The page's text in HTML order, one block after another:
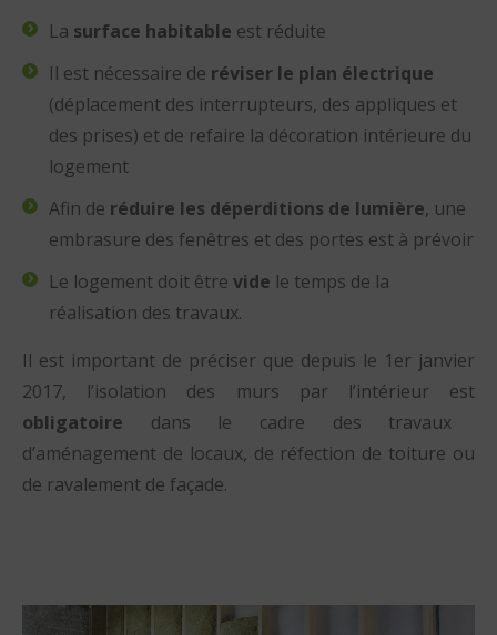
La surface habitable est réduite
Il est nécessaire de réviser le plan électrique
(déplacement des interrupteurs, des appliques et
des prises) et de refaire la décoration intérieure du
logement
Afin de réduire les déperditions de lumière, une
embrasure des fenêtres et des portes est à prévoir
Le logement doit être vide le temps de la
réalisation des travaux.
Il est important de préciser que depuis le 1er janvier
2017, l’isolation des murs par l’intérieur est
obligatoire dans le cadre des travaux
d’aménagement de locaux, de réfection de toiture ou
de ravalement de façade.